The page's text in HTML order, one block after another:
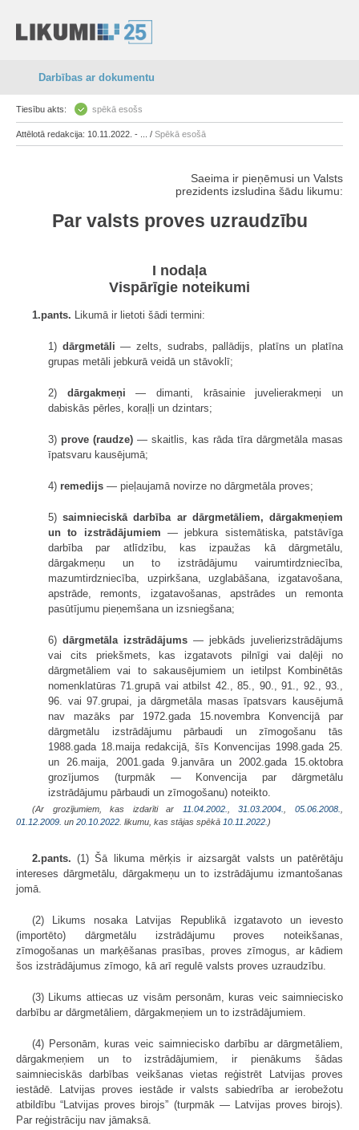
Darbības ar dokumentu
Tiesību akts: spēkā esošs
Attēlotā redakcija: 10.11.2022. - ... / Spēkā esošā
Saeima ir pieņēmusi un Valsts
prezidents izsludina šādu likumu:
Par valsts proves uzraudzību
I nodaļa
Vispārīgie noteikumi
1.pants. Likumā ir lietoti šādi termini:
1) dārgmetāli — zelts, sudrabs, pallādijs, platīns un platīna
grupas metāli jebkurā veidā un stāvoklī;
2) dārgakmeņi — dimanti, krāsainie juvelierakmeņi un
dabiskās pērles, koraļļi un dzintars;
3) prove (raudze) — skaitlis, kas rāda tīra dārgmetāla masas
īpatsvaru kausējumā;
4) remedijs — pieļaujamā novirze no dārgmetāla proves;
5)saimnieciskā darbība ar dārgmetāliem, dārgakmeņiem
un to izstrādājumiem — jebkura sistemātiska, patstāvīga
darbība par atlīdzību, kas izpaužas kā dārgmetālu,
dārgakmeņu un to izstrādājumu vairumtirdzniecība,
mazumtirdzniecība, uzpirkšana, uzglabāšana, izgatavošana,
apstrāde, remonts, izgatavošanas, apstrādes un remonta
pasūtījumu pieņemšana un izsniegšana;
6) dārgmetāla izstrādājums — jebkāds juvelierizstrādājums
vai cits priekšmets, kas izgatavots pilnīgi vai daļēji no
dārgmetāliem vai to sakausējumiem un ietilpst Kombinētās
nomenklatūras 71.grupā vai atbilst 42., 85., 90., 91., 92., 93.,
96. vai 97.grupai, ja dārgmetāla masas īpatsvars kausējumā
nav mazāks par 1972.gada 15.novembra Konvencijā par
dārgmetālu izstrādājumu pārbaudi un zīmogošanu tās
1988.gada 18.maija redakcijā, šīs Konvencijas 1998.gada 25.
un 26.maija, 2001.gada 9.janvāra un 2002.gada 15.oktobra
grozījumos (turpmāk — Konvencija par dārgmetālu
izstrādājumu pārbaudi un zīmogošanu) noteikto.
(Ar grozījumiem, kas izdarīti ar 11.04.2002. ,31.03.2004. ,05.06.2008.
01.12.2009. un 20.10.2022 . likumu, kas stājas spēkā 10.11.2022. )
2.pants. (1) Šā likuma mērķis ir aizsargāt valsts un patērētāju
intereses dārgmetālu, dārgakmeņu un to izstrādājumu izmantošanas
jomā.
(2) Likums nosaka Latvijas Republikā izgatavoto un ievesto
(importēto) dārgmetālu izstrādājumu proves noteikšanas,
zīmogošanas un marķēšanas prasības, proves zīmogus, ar kādiem
šos izstrādājumus zīmogo, kā arī regulē valsts proves uzraudzību.
(3) Likums attiecas uz visām personām, kuras veic saimniecisko
darbību ar dārgmetāliem, dārgakmeņiem un to izstrādājumiem.
(4) Personām, kuras veic saimniecisko darbību ar dārgmetāliem,
dārgakmeņiem un to izstrādājumiem, ir pienākums šādas
saimnieciskās darbības veikšanas vietas reģistrēt Latvijas proves
iestādē. Latvijas proves iestāde ir valsts sabiedrība ar ierobežotu
atbildību “Latvijas proves birojs” (turpmāk — Latvijas proves birojs).
Par reģistrāciju nav jāmaksā.